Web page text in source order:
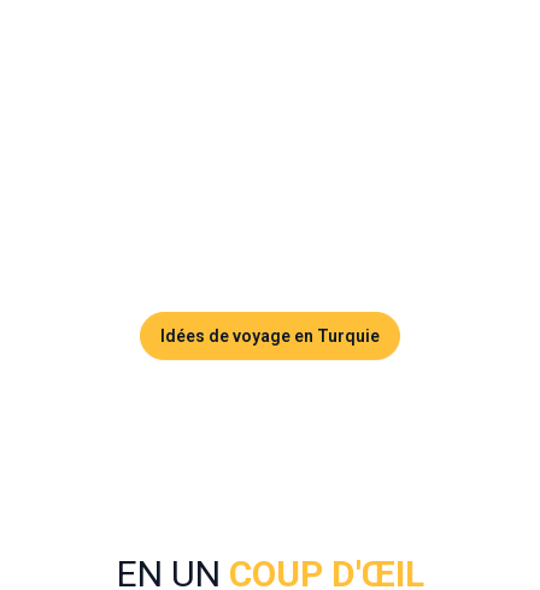
Idées de voyage en Turquie
EN UN COUP D'ŒIL